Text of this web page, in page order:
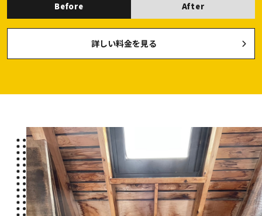
Before After
詳しい料金を見る